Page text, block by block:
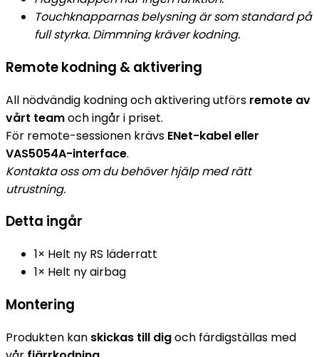
Touchknapparnas belysning är som standard på
full styrka. Dimmning kräver kodning.
Remote kodning & aktivering
All nödvändig kodning och aktivering utförs remote av
vårt teamoch ingår i priset.
För remote-sessionen krävs ENet-kabel eller
VAS5054A-interface.
Kontakta oss om du behöver hjälp med rätt
utrustning.
Detta ingår
1× Helt ny RS läderratt
1× Helt ny airbag
Montering
Produkten kan skickas till digoch färdigställas med